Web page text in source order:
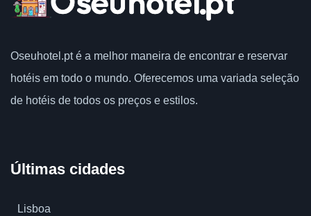
Oseuhotel.pt é a melhor maneira de encontrar e reservar
hotéis em todo o mundo. Oferecemos uma variada seleção
de hotéis de todos os preços e estilos.
Últimas cidades
Lisboa